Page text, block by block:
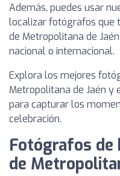
Además, puedes usar
localizar fotógrafos que
de Metropolitana de
nacional o internacional.
Explora los mejores
Metropolitana de Jaén y
para capturar los
celebración.
Fotógrafos de
de